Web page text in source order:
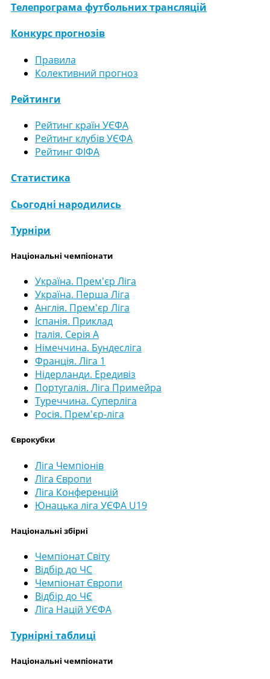
Телепрограма футбольних трансляцій
Конкурс прогнозів
Правила
Колективний прогноз
Рейтинги
Рейтинг країн УЄФА
Рейтинг клубів УЄФА
Рейтинг ФІФА
Статистика
Сьогодні народились
Турніри
Національні чемпіонати
Україна. Прем'єр Ліга
Україна. Перша Ліга
Англія. Прем'єр Ліга
Іспанія. Приклад
Італія. Серія А
Німеччина. Бундесліга
Франція. Ліга 1
Нідерланди. Ередивіз
Португалія. Ліга Примейра
Туреччина. Суперліга
Росія. Прем'єр-ліга
Єврокубки
Ліга Чемпіонів
Ліга Європи
Ліга Конференцій
Юнацька ліга УЄФА U19
Національні збірні
Чемпіонат Світу
Відбір до ЧС
Чемпіонат Європи
Відбір до ЧЄ
Ліга Націй УЄФА
Турнірні таблиці
Національні чемпіонати